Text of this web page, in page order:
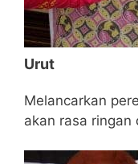
Urut
Melancarkan
akan rasa ringan